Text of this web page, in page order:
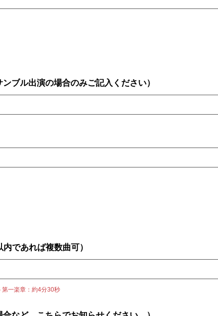
ブル出演の場合のみご記入ください）
であれば複数曲可）
一楽章：約4分30秒